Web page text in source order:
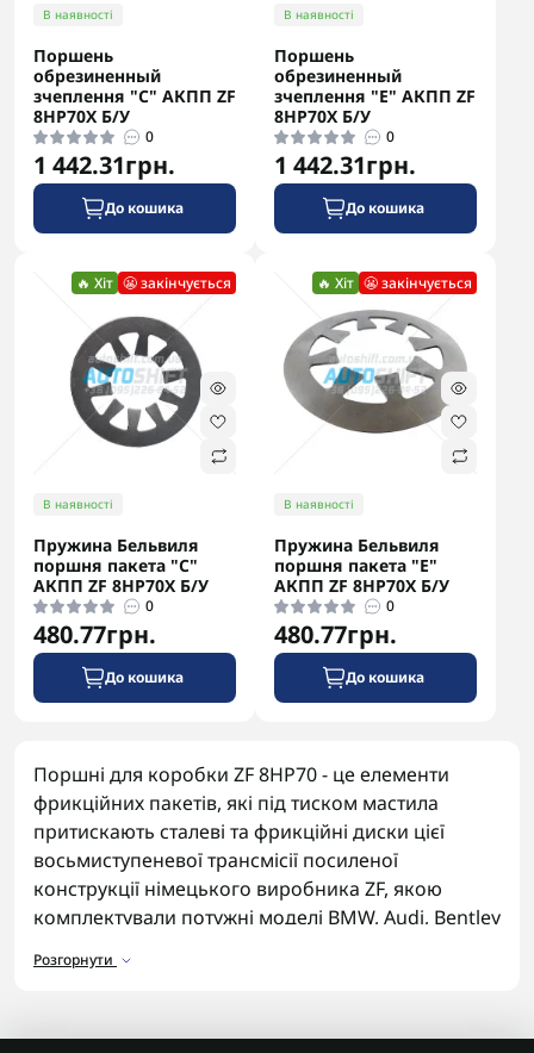
В наявності
Поршень
обрезиненный
зчеплення "C" АКПП ZF
8HP70X Б/У
0
1 442.31грн.
До кошика
В наявності
Поршень
обрезиненный
зчеплення "E" АКПП ZF
8HP70X Б/У
0
1 442.31грн.
До кошика
🔥 Хіт 😬 закінчується
В наявності
Пружина Бельвиля
поршня пакета "C"
АКПП ZF 8HP70X Б/У
0
480.77грн.
До кошика
🔥 Хіт 😬 закінчується
В наявності
Пружина Бельвиля
поршня пакета "E"
АКПП ZF 8HP70X Б/У
0
480.77грн.
До кошика
Поршні для коробки ZF 8HP70 - це елементи
фрикційних пакетів, які під тиском мастила
притискають сталеві та фрикційні диски цієї
восьмиступеневої трансмісії посиленої
конструкції німецького виробника ZF, якою
комплектували потужні моделі BMW, Audi, Bentley
двигунами. Знос ущільнювальних кілець
Розгорнути